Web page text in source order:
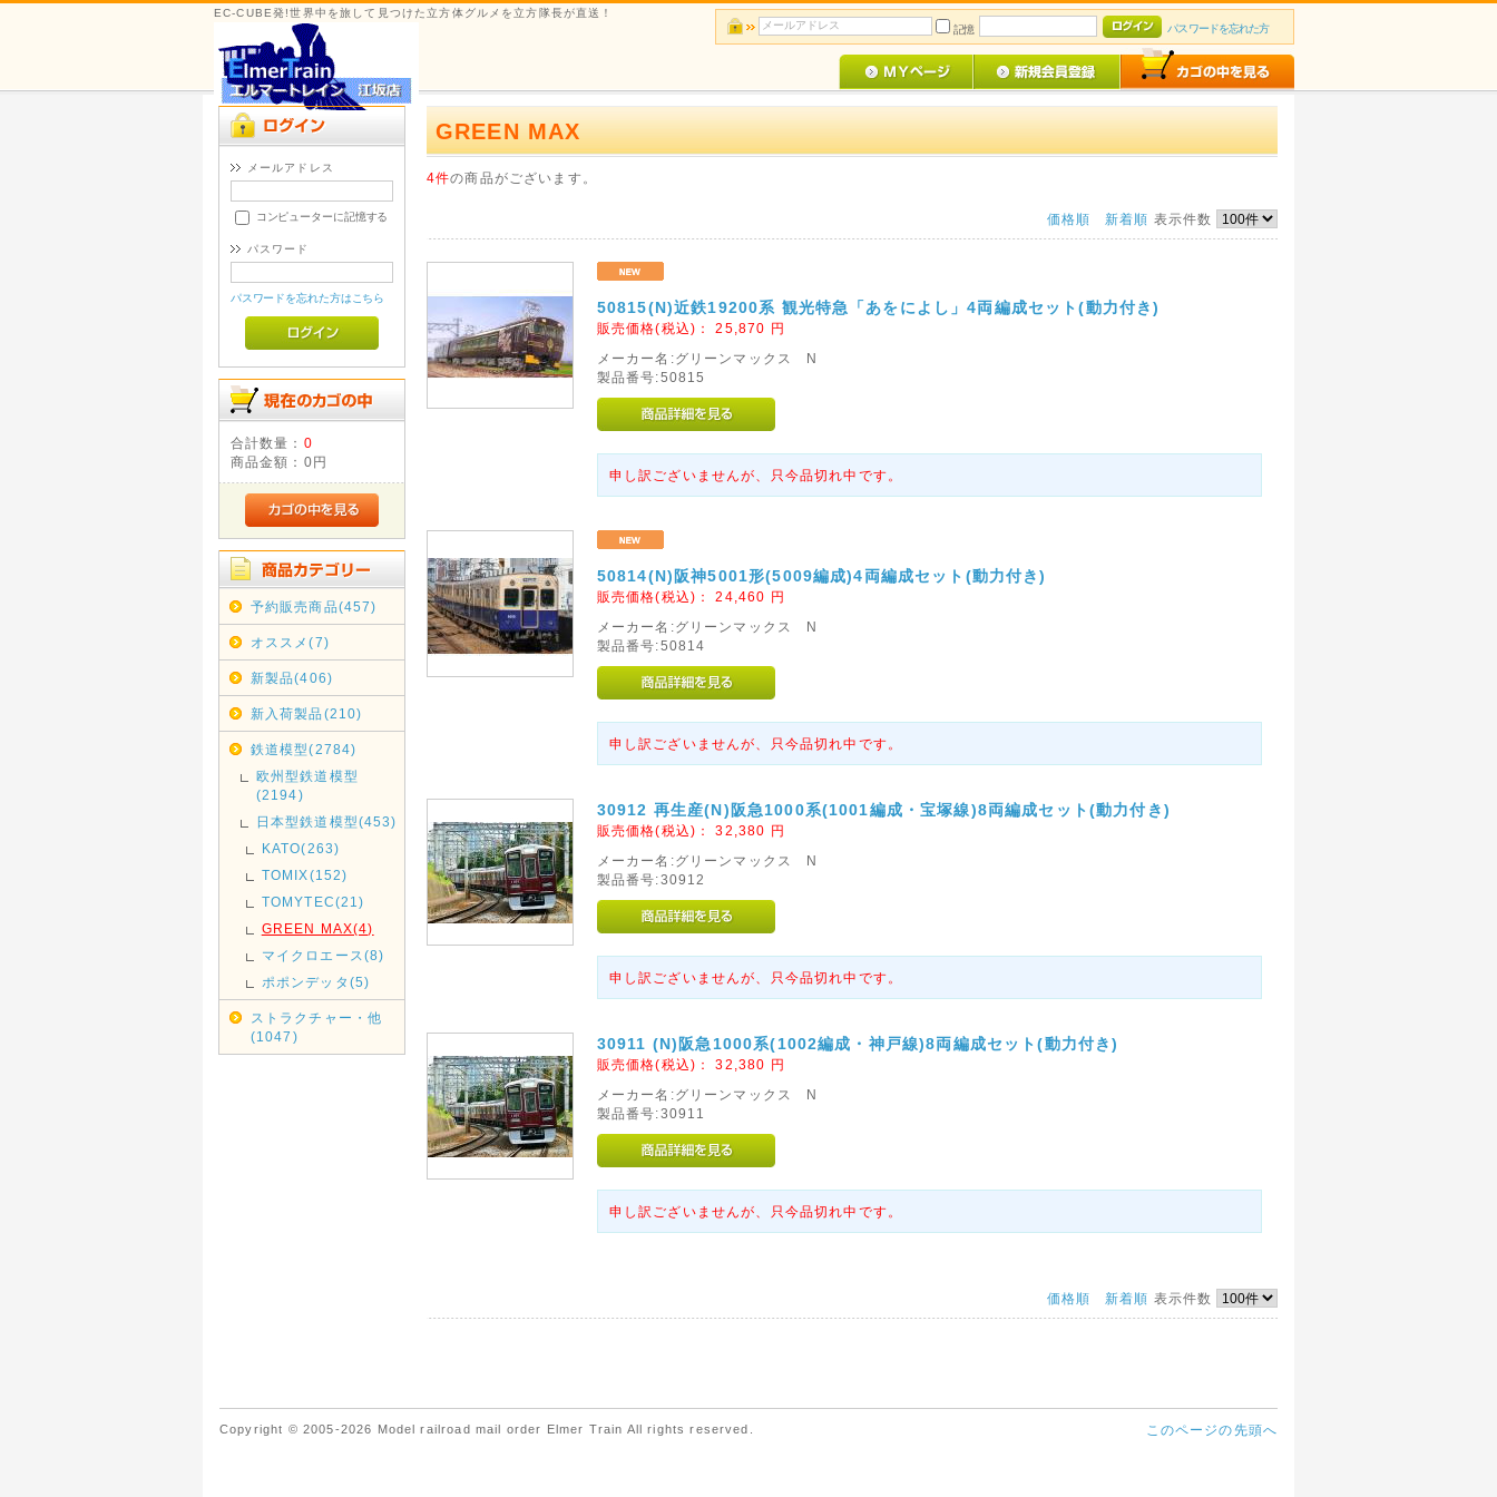
EC-CUBE発!世界中を旅して見つけた立方体グルメを立方隊長が直送！
記憶
パスワードを忘れた方
メールアドレス
コンピューターに記憶する
パスワード
パスワードを忘れた方はこちら
合計数量： 0
商品金額： 0円
予約販売商品(457)
オススメ(7)
新製品(406)
新入荷製品(210)
鉄道模型(2784)
欧州型鉄道模型
(2194)
日本型鉄道模型(453)
KATO(263)
TOMIX(152)
TOMYTEC(21)
GREEN MAX(4)
マイクロエース(8)
ポポンデッタ(5)
ストラクチャー・他
(1047)
GREEN MAX
4件の商品がございます。
価格順 新着順 表示件数
50815(N)近鉄19200系 観光特急「あをによし」4両編成セット(動力付き)
販売価格(税込)：25,870 円
メーカー名:グリーンマックス N
製品番号:50815
申し訳ございませんが、只今品切れ中です。
50814(N)阪神5001形(5009編成)4両編成セット(動力付き)
販売価格(税込)：24,460 円
メーカー名:グリーンマックス N
製品番号:50814
申し訳ございませんが、只今品切れ中です。
30912 再生産(N)阪急1000系(1001編成・宝塚線)8両編成セット(動力付き)
販売価格(税込)：32,380 円
メーカー名:グリーンマックス N
製品番号:30912
申し訳ございませんが、只今品切れ中です。
30911 (N)阪急1000系(1002編成・神戸線)8両編成セット(動力付き)
販売価格(税込)：32,380 円
メーカー名:グリーンマックス N
製品番号:30911
申し訳ございませんが、只今品切れ中です。
価格順 新着順 表示件数
このページの先頭へ
Copyright © 2005-2026 Model railroad mail order Elmer Train All rights reserved.